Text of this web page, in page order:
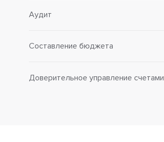
Аудит
Составление бюджета
Доверительное управление счетами